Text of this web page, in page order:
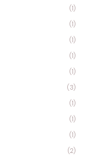
(1)
(1)
(1)
(1)
(1)
(3)
(1)
(1)
(1)
(2)